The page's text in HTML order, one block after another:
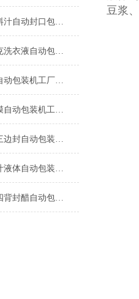
液体小袋不锈钢料汁自动封口包装机厂家
液体不锈钢1000克洗衣液自动包装机厂家
透明液体三边封自动包装机工厂生产
液体卤汁背封卷膜自动包装机工厂生产
液体小立式酱油三边封自动包装机简介
支持定制调味酱汁液体自动包装机厂家
液体卷膜三边封四背封醋自动包装机厂家
豆浆